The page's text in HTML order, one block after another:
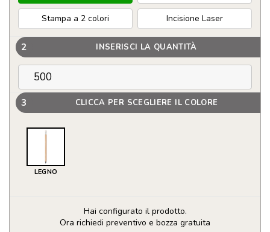
Stampa a 2 colori Incisione Laser
2 INSERISCI LA QUANTITÀ
3 CLICCA PER SCEGLIERE IL COLORE
LEGNO
Hai configurato il prodotto.
Ora richiedi preventivo e bozza gratuita